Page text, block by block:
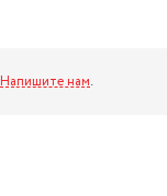
Напишите нам.